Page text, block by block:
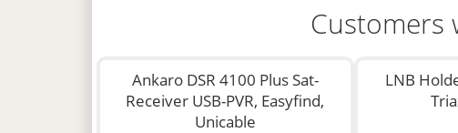
Ankaro DSR 4100 Plus Sat-
Receiver USB-PVR, Easyfind,
Unicable
LNB